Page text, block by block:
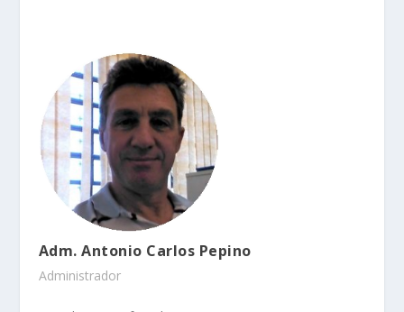
Adm. Antonio Carlos Pepino
Administrador